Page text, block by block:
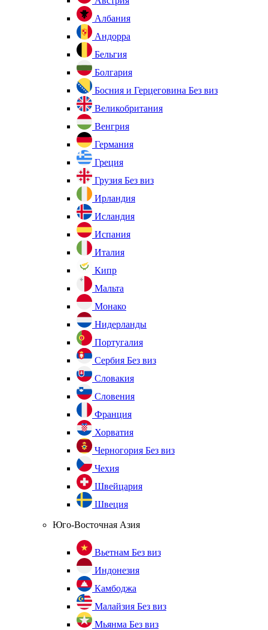
Албания
Андорра
Бельгия
Болгария
Босния и Герцеговина Без виз
Великобритания
Венгрия
Германия
Греция
Грузия Без виз
Ирландия
Исландия
Испания
Италия
Кипр
Мальта
Монако
Нидерланды
Португалия
Сербия Без виз
Словакия
Словения
Франция
Хорватия
Черногория Без виз
Чехия
Швейцария
Швеция
Юго-Восточная Азия
Вьетнам Без виз
Индонезия
Камбоджа
Малайзия Без виз
Мьянма Без виз